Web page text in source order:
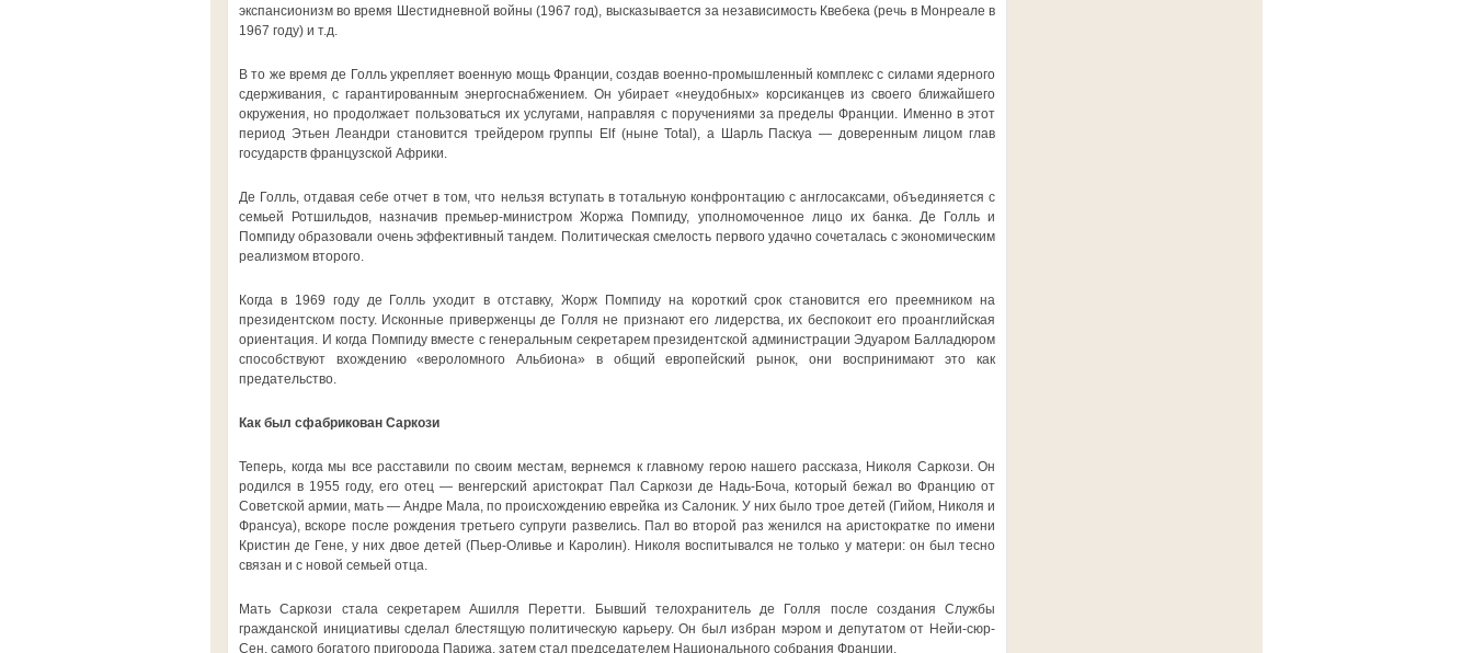
экспансионизм во время Шестидневной войны (1967 год), высказывается за независимость Квебека (речь в Монреале в
1967 году) и т.д.
В то же время де Голль укрепляет военную мощь Франции, создав военно-промышленный комплекс с силами ядерного
сдерживания, с гарантированным энергоснабжением. Он убирает «неудобных» корсиканцев из своего ближайшего
окружения, но продолжает пользоваться их услугами, направляя с поручениями за пределы Франции. Именно в этот
период Этьен Леандри становится трейдером группы Elf (ныне Total), а Шарль Паскуа — доверенным лицом глав
государств французской Африки.
Де Голль, отдавая себе отчет в том, что нельзя вступать в тотальную конфронтацию с англосаксами, объединяется с
семьей Ротшильдов, назначив премьер-министром Жоржа Помпиду, уполномоченное лицо их банка. Де Голль и
Помпиду образовали очень эффективный тандем. Политическая смелость первого удачно сочеталась с экономическим
реализмом второго.
Когда в 1969 году де Голль уходит в отставку, Жорж Помпиду на короткий срок становится его преемником на
президентском посту. Исконные приверженцы де Голля не признают его лидерства, их беспокоит его проанглийская
ориентация. И когда Помпиду вместе с генеральным секретарем президентской администрации Эдуаром Балладюром
способствуют вхождению «вероломного Альбиона» в общий европейский рынок, они воспринимают это как
предательство.
Как был сфабрикован Саркози
Теперь, когда мы все расставили по своим местам, вернемся к главному герою нашего рассказа, Николя Саркози. Он
родился в 1955 году, его отец — венгерский аристократ Пал Саркози де Надь-Боча, который бежал во Францию от
Советской армии, мать — Андре Мала, по происхождению еврейка из Салоник. У них было трое детей (Гийом, Николя и
Франсуа), вскоре после рождения третьего супруги развелись. Пал во второй раз женился на аристократке по имени
Кристин де Гене, у них двое детей (Пьер-Оливье и Каролин). Николя воспитывался не только у матери: он был тесно
связан и с новой семьей отца.
Мать Саркози стала секретарем Ашилля Перетти. Бывший телохранитель де Голля после создания Службы
гражданской инициативы сделал блестящую политическую карьеру. Он был избран мэром и депутатом от Нейи-сюр-
Сен, самого богатого пригорода Парижа, затем стал председателем Национального собрания Франции.